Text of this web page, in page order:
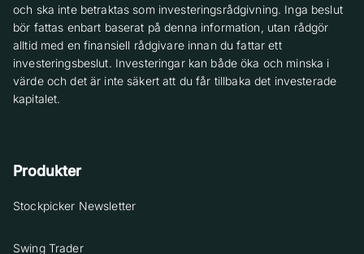
och ska inte betraktas som investeringsrådgivning. Inga beslut
bör fattas enbart baserat på denna information, utan rådgör
alltid med en finansiell rådgivare innan du fattar ett
investeringsbeslut. Investeringar kan både öka och minska i
värde och det är inte säkert att du får tillbaka det investerade
kapitalet.
Produkter
Stockpicker Newsletter
Swing Trader